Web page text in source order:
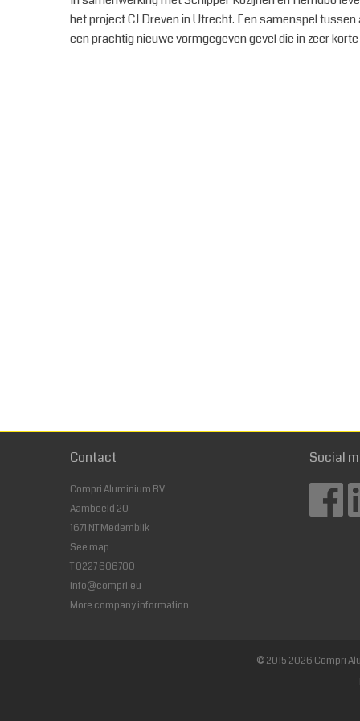
het project CJ Dreven in Utrecht. Een samenspel
een prachtig nieuwe vormgegeven gevel die in zeer
Contact
Compri Aluminium BV
Aambeeld 20
1671 NT Medemblik
See map
T0227 606700
info@compri.eu
More company information
Social
© 2015 2026 Compri